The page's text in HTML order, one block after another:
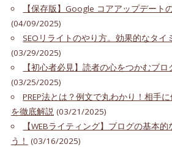
【保存版】Google コアアップデート
(04/09/2025)
SEOリライトのやり方。効果的なタイ
(03/29/2025)
【初心者必見】読者の心をつかむブ
(03/25/2025)
PREP法とは？例文で丸わかり！相手
を徹底解説 (03/21/2025)
【WEBライティング】ブログの基本
う！ (03/16/2025)